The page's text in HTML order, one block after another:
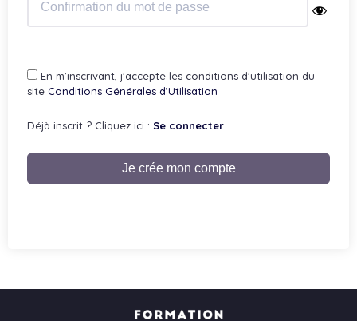
En m’inscrivant, j’accepte les conditions d’utilisation du
site Conditions Générales d’Utilisation
Déjà inscrit ? Cliquez ici : Se connecter
Je crée mon compte